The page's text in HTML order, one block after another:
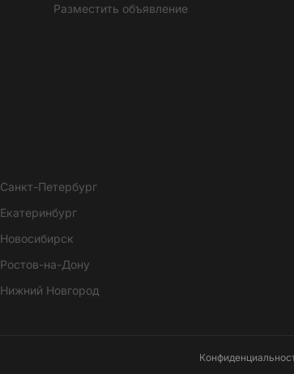
Разместить объявление
Санкт-Петербург
Екатеринбург
Новосибирск
Ростов-на-Дону
Нижний Новгород